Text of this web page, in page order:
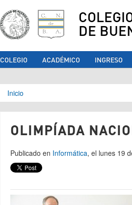
DE
COLEGIO ACADÉMICO INGRESO
Se encuentra
Inicio
OLIMPÍADA
Publicado en Informática, el lunes 19